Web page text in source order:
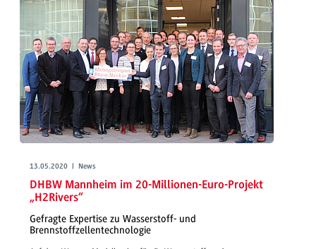
13.05.2020 | News
DHBW Mannheim im 20-Millionen-Euro-Projekt
„H2Rivers“
Gefragte Expertise zu Wasserstoff- und
Brennstoffzellentechnologie